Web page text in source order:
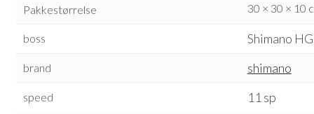
Pakkestørrelse 30 × 30 × 10
boss Shimano HG
brand shimano
speed 11 sp